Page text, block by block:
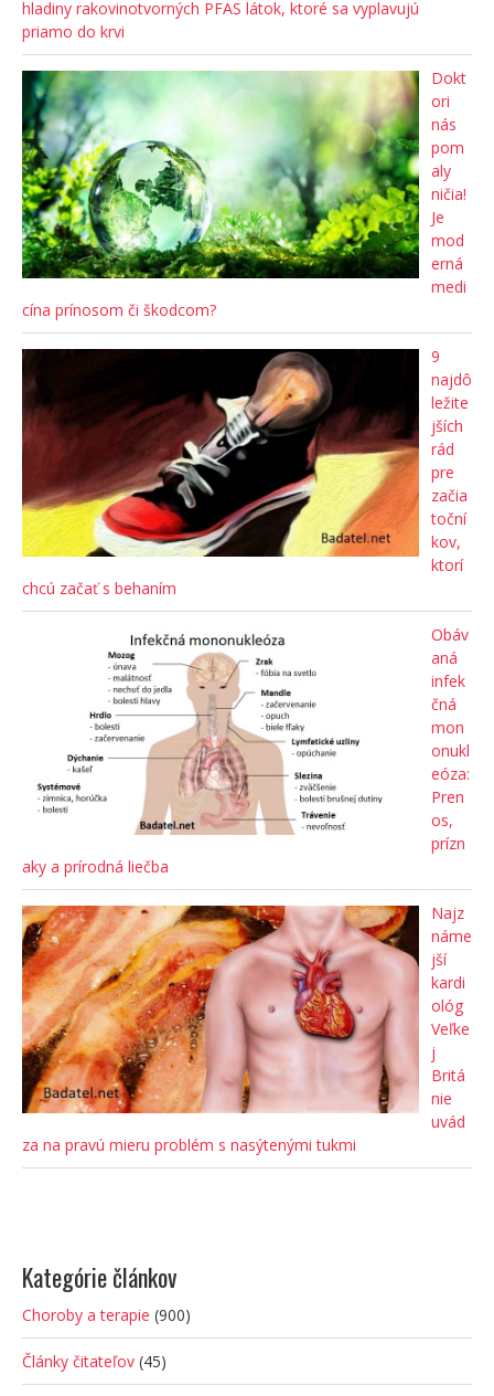
hladiny rakovinotvorných PFAS látok, ktoré sa vyplavujú
priamo do krvi
Dokt
ori
nás
pom
aly
ničia!
Je
mod
erná
medi
cína prínosom či škodcom?
9
najdô
ležite
jších
rád
pre
začia
toční
kov,
ktorí
chcú začať s behaním
Obáv
aná
infek
čná
mon
onukl
eóza:
Pren
os,
prízn
aky a prírodná liečba
Najz
náme
jší
kardi
ológ
Veľke
j
Britá
nie
uvád
za na pravú mieru problém s nasýtenými tukmi
Kategórie článkov
Choroby a terapie (900)
Články čitateľov (45)